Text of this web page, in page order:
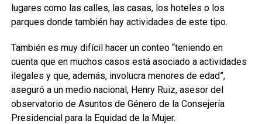
lugares como las calles, las casas, los hoteles o los
parques donde también hay actividades de este tipo.
También es muy difícil hacer un conteo “teniendo en
cuenta que en muchos casos está asociado a actividades
ilegales y que, además, involucra menores de edad”,
aseguró a un medio nacional, Henry Ruiz, asesor del
observatorio de Asuntos de Género de la Consejería
Presidencial para la Equidad de la Mujer.